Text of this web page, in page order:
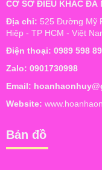
CƠ SỞ ĐIÊU KHẮC ĐÁ
Địa chỉ: 525 Đường Mỹ
Hiệp - TP HCM - Việt
Điện thoại: 0989 598
Zalo: 0901730998
Email:
Website:
Bản đồ